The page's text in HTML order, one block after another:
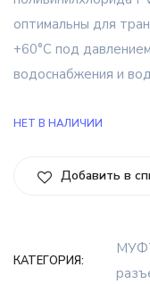
оптимальны для
+60°C под
водоснабжения и
НЕТ В НАЛИЧИИ
Добавить в
КАТЕГОРИЯ: